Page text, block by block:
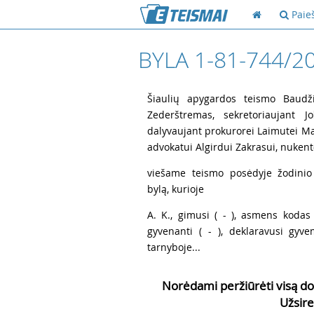
BYLA 1-81-744/
Šiaulių apygardos teismo
Zederštremas, sekretoriaujant
dalyvaujant prokurorei Laimutei
advokatui Algirdui Zakrasui,
viešame teismo posėdyje
bylą, kurioje
A. K., gimusi ( - ), asmens
gyvenanti ( - ), deklaravusi
tarnyboje...
Norėdami peržiūrėti visą